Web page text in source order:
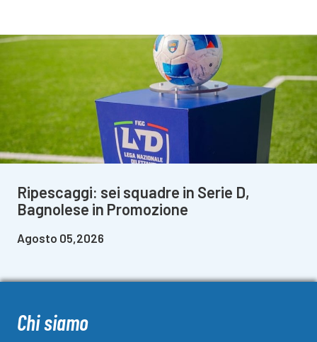
Ripescaggi: sei squadre in Serie D,
Bagnolese in Promozione
Agosto 05,2026
Chi siamo